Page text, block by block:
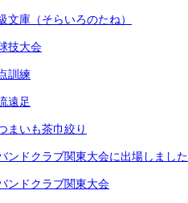
庫（そらいろのたね）
技大会
訓練
遠足
まいも茶巾絞り
ンドクラブ関東大会に出場しました
ンドクラブ関東大会